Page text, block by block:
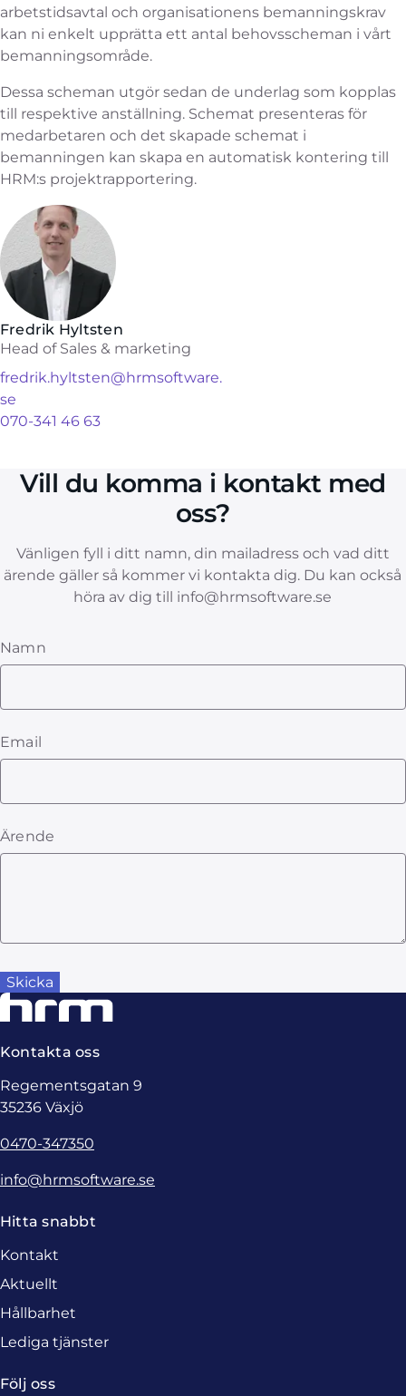
arbetstidsavtal och organisationens bemanningskrav
kan ni enkelt upprätta ett antal behovsscheman i vårt
bemanningsområde.
Dessa scheman utgör sedan de underlag som kopplas
till respektive anställning. Schemat presenteras för
medarbetaren och det skapade schemat i
bemanningen kan skapa en automatisk kontering till
HRM:s projektrapportering.
Fredrik Hyltsten
Head of Sales & marketing
fredrik.hyltsten@hrmsoftware.
se
070-341 46 63
Vill du komma i kontakt med
oss?
Vänligen fyll i ditt namn, din mailadress och vad ditt
ärende gäller så kommer vi kontakta dig. Du kan också
höra av dig till info@hrmsoftware.se
Namn
Email
Ärende
Kontakta oss
Regementsgatan 9
35236 Växjö
0470-347350
info@hrmsoftware.se
Hitta snabbt
Kontakt
Aktuellt
Hållbarhet
Lediga tjänster
Följ oss